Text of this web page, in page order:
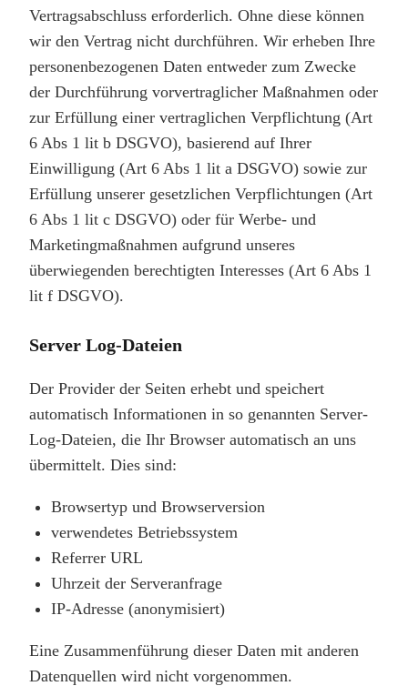
Vertragsabschluss erforderlich. Ohne diese können
wir den Vertrag nicht durchführen. Wir erheben Ihre
personenbezogenen Daten entweder zum Zwecke
der Durchführung vorvertraglicher Maßnahmen oder
zur Erfüllung einer vertraglichen Verpflichtung (Art
6 Abs 1 lit b DSGVO), basierend auf Ihrer
Einwilligung (Art 6 Abs 1 lit a DSGVO) sowie zur
Erfüllung unserer gesetzlichen Verpflichtungen (Art
6 Abs 1 lit c DSGVO) oder für Werbe- und
Marketingmaßnahmen aufgrund unseres
überwiegenden berechtigten Interesses (Art 6 Abs 1
lit f DSGVO).
Server Log-Dateien
Der Provider der Seiten erhebt und speichert
automatisch Informationen in so genannten Server-
Log-Dateien, die Ihr Browser automatisch an uns
übermittelt. Dies sind:
Browsertyp und Browserversion
verwendetes Betriebssystem
Referrer URL
Uhrzeit der Serveranfrage
IP-Adresse (anonymisiert)
Eine Zusammenführung dieser Daten mit anderen
Datenquellen wird nicht vorgenommen.